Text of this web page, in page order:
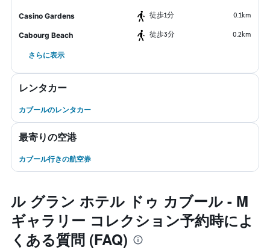
Casino Gardens ​徒歩1分 0.1km
Cabourg Beach ​徒歩3分 0.2km
さらに表示
レンタカー
カブールのレンタカー
最寄りの空港
カブール行きの航空券
ル グラン ホテル ドゥ カブール - M
ギャラリー コレクション予約時によ
くある質問 (FAQ)